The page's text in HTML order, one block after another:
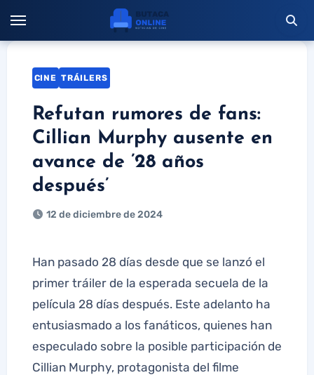
contenido
CINE TRÁILERS
Refutan rumores de fans:
Cillian Murphy ausente en
avance de ’28 años
después’
12 de diciembre de 2024
Han pasado 28 días desde que se lanzó el
primer tráiler de la esperada secuela de la
película 28 días después. Este adelanto ha
entusiasmado a los fanáticos, quienes han
especulado sobre la posible participación de
Cillian Murphy, protagonista del filme